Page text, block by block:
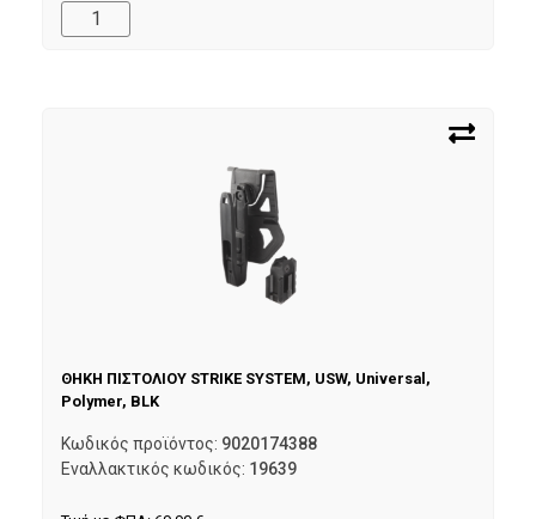
ΘΗΚΗ ΠΙΣΤΟΛΙΟΥ STRIKE SYSTEM, USW, Universal,
Polymer, BLK
Κωδικός προϊόντος: 9020174388
Εναλλακτικός κωδικός: 19639